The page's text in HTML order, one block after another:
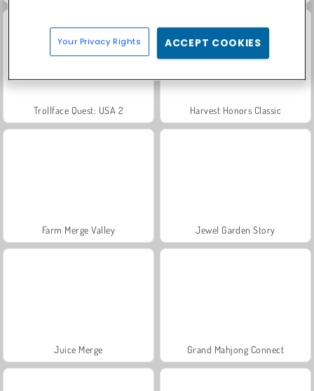
Trollface Quest: USA 2 Harvest Honors Classic
Farm Merge Valley Jewel Garden Story
Juice Merge Grand Mahjong Connect
Your Privacy Rights ACCEPT COOKIES